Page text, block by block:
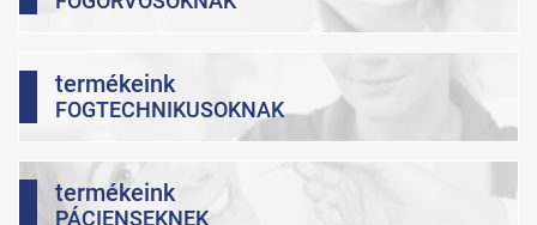
termékeink
FOGTECHNIKUSOKNAK
termékeink
PÁCIENSEKNEK